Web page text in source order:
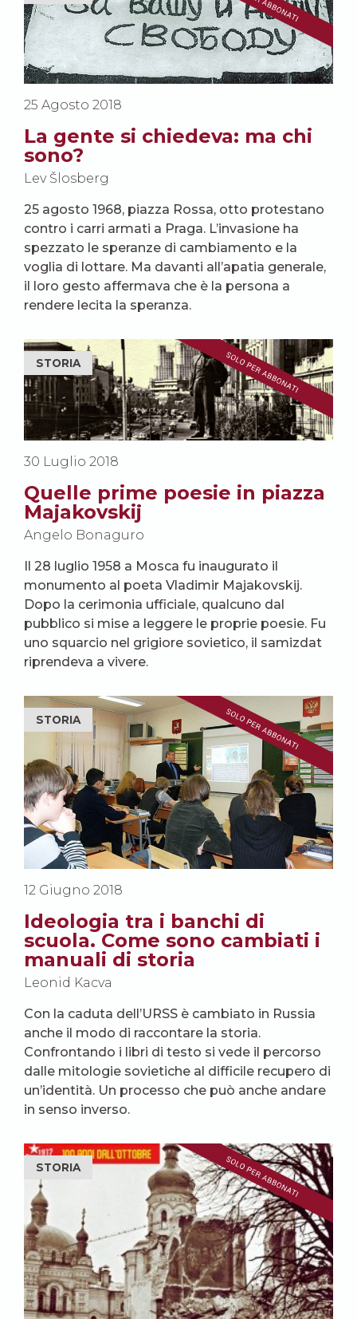
25 Agosto 2018
La gente si chiedeva: ma chi
sono?
Lev Šlosberg
25 agosto 1968, piazza Rossa, otto protestano
contro i carri armati a Praga. L’invasione ha
spezzato le speranze di cambiamento e la
voglia di lottare. Ma davanti all’apatia generale,
il loro gesto affermava che è la persona a
rendere lecita la speranza.
STORIA
30 Luglio 2018
Quelle prime poesie in piazza
Majakovskij
Angelo Bonaguro
Il 28 luglio 1958 a Mosca fu inaugurato il
monumento al poeta Vladimir Majakovskij.
Dopo la cerimonia ufficiale, qualcuno dal
pubblico si mise a leggere le proprie poesie. Fu
uno squarcio nel grigiore sovietico, il samizdat
riprendeva a vivere.
STORIA
12 Giugno 2018
Ideologia tra i banchi di
scuola. Come sono cambiati i
manuali di storia
Leonid Kacva
Con la caduta dell’URSS è cambiato in Russia
anche il modo di raccontare la storia.
Confrontando i libri di testo si vede il percorso
dalle mitologie sovietiche al difficile recupero di
un’identità. Un processo che può anche andare
in senso inverso.
STORIA